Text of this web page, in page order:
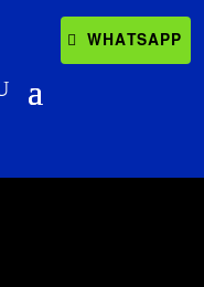
WHATSAPP